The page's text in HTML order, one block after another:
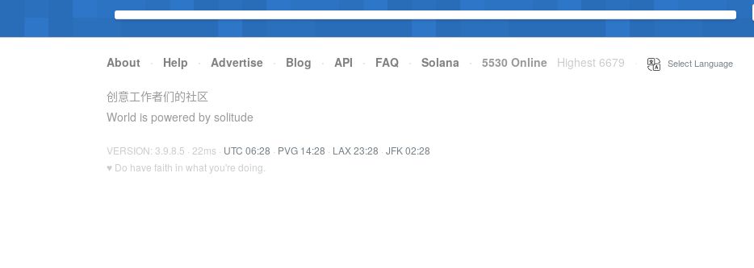
About · Help · Advertise · Blog · API · FAQ · Solana · 5530 Online Highest 6679 Select Language
创意工作者们的社区
World is powered by solitude
VERSION: 3.9.8.5 · 22ms · UTC 06:28 · PVG 14:28 · LAX 23:28 · JFK 02:28
♥ Do have faith in what you're doing.